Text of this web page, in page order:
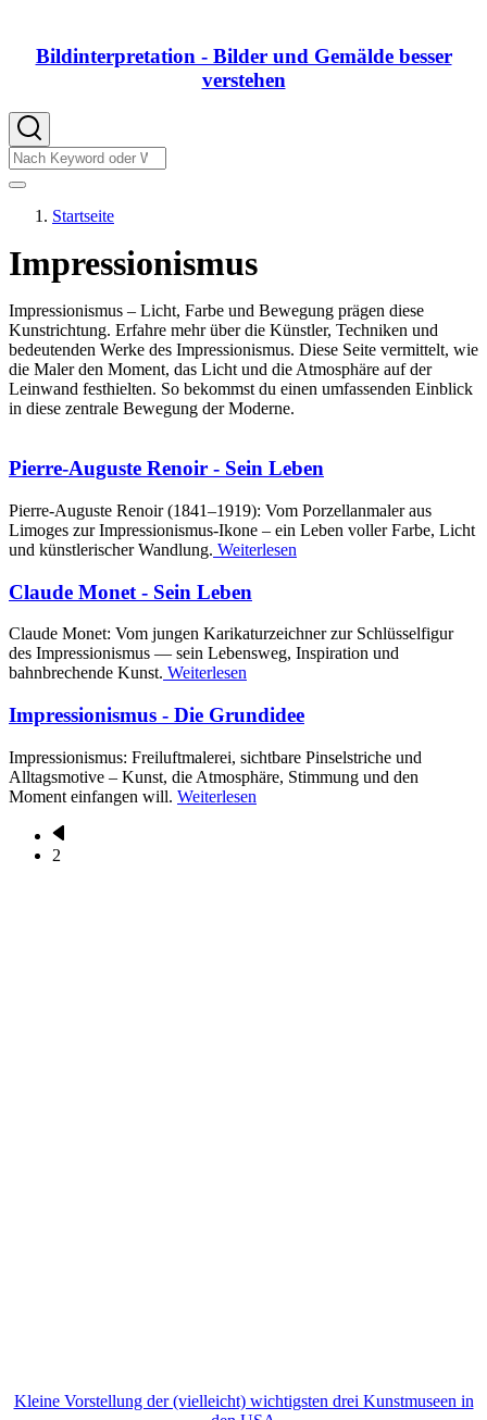
Bildinterpretation - Bilder und Gemälde besser
verstehen
Suche
Suche
Pfadnavigation
Startseite
Impressionismus
Impressionismus – Licht, Farbe und Bewegung prägen diese
Kunstrichtung. Erfahre mehr über die Künstler, Techniken und
bedeutenden Werke des Impressionismus. Diese Seite vermittelt, wie
die Maler den Moment, das Licht und die Atmosphäre auf der
Leinwand festhielten. So bekommst du einen umfassenden Einblick
in diese zentrale Bewegung der Moderne.
Pierre-Auguste Renoir - Sein Leben
Pierre‑Auguste Renoir (1841–1919): Vom Porzellanmaler aus
Limoges zur Impressionismus‑Ikone – ein Leben voller Farbe, Licht
und künstlerischer Wandlung. Weiterlesen
Claude Monet - Sein Leben
Claude Monet: Vom jungen Karikaturzeichner zur Schlüsselfigur
des Impressionismus — sein Lebensweg, Inspiration und
bahnbrechende Kunst. Weiterlesen
Impressionismus - Die Grundidee
Impressionismus: Freiluftmalerei, sichtbare Pinselstriche und
Alltagsmotive – Kunst, die Atmosphäre, Stimmung und den
Moment einfangen will. Weiterlesen
Seitennummerierung
Vorherige
Seite
2
Kleine Vorstellung der (vielleicht) wichtigsten drei Kunstmuseen in